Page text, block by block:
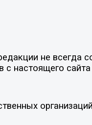
не всегда
настоящего